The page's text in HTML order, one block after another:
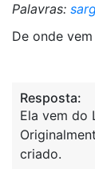
Palavras:
De onde vem
Resposta:
Ela vem do
criado.